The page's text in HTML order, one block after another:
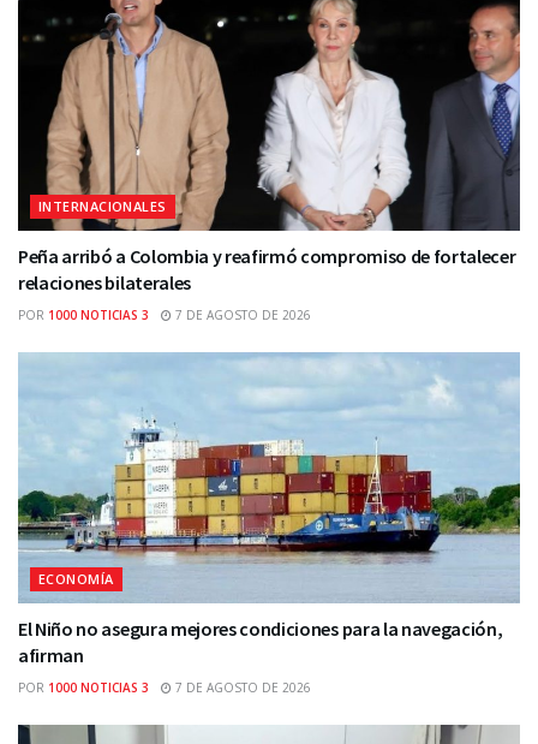
INTERNACIONALES
Peña arribó a Colombia y reafirmó compromiso de fortalecer
relaciones bilaterales
POR 1000 NOTICIAS 3 7 DE AGOSTO DE 2026
ECONOMÍA
El Niño no asegura mejores condiciones para la navegación,
afirman
POR 1000 NOTICIAS 3 7 DE AGOSTO DE 2026